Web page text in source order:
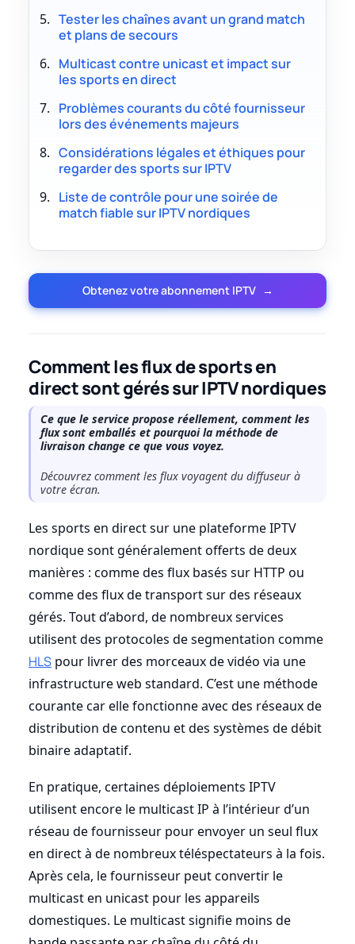
Tester les chaînes avant un grand match
et plans de secours
Multicast contre unicast et impact sur
les sports en direct
Problèmes courants du côté fournisseur
lors des événements majeurs
Considérations légales et éthiques pour
regarder des sports sur IPTV
Liste de contrôle pour une soirée de
match fiable sur IPTV nordiques
Obtenez votre abonnement IPTV →
Comment les flux de sports en
direct sont gérés sur IPTV nordiques
Ce que le service propose réellement, comment les
flux sont emballés et pourquoi la méthode de
livraison change ce que vous voyez.
Découvrez comment les flux voyagent du diffuseur à
votre écran.
Les sports en direct sur une plateforme IPTV
nordique sont généralement offerts de deux
manières : comme des flux basés sur HTTP ou
comme des flux de transport sur des réseaux
gérés. Tout d’abord, de nombreux services
utilisent des protocoles de segmentation comme
HLS pour livrer des morceaux de vidéo via une
infrastructure web standard. C’est une méthode
courante car elle fonctionne avec des réseaux de
distribution de contenu et des systèmes de débit
binaire adaptatif.
En pratique, certaines déploiements IPTV
utilisent encore le multicast IP à l’intérieur d’un
réseau de fournisseur pour envoyer un seul flux
en direct à de nombreux téléspectateurs à la fois.
Après cela, le fournisseur peut convertir le
multicast en unicast pour les appareils
domestiques. Le multicast signifie moins de